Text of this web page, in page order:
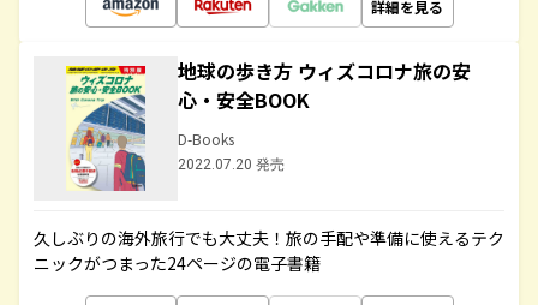
詳細を見る
地球の歩き方 ウィズコロナ旅の安
心・安全BOOK
D-Books
2022.07.20 発売
久しぶりの海外旅行でも大丈夫！旅の手配や準備に使えるテク
ニックがつまった24ページの電子書籍